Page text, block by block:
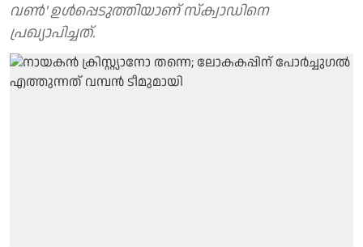
വണ്‍' ഉള്‍പ്പെടുത്തിയാണ് സ്‌ക്വാഡിനെ
പ്രഖ്യാപിച്ചത്.